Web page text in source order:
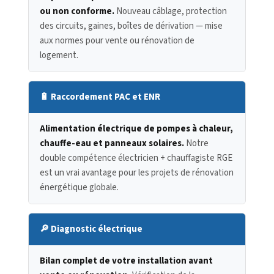
ou non conforme.Nouveau câblage, protection
des circuits, gaines, boîtes de dérivation — mise
aux normes pour vente ou rénovation de
logement.
🔋 Raccordement PAC et ENR
Alimentation électrique de pompes à chaleur,
chauffe-eau et panneaux solaires.Notre
double compétence électricien + chauffagiste RGE
est un vrai avantage pour les projets de rénovation
énergétique globale.
🔎 Diagnostic électrique
Bilan complet de votre installation avant